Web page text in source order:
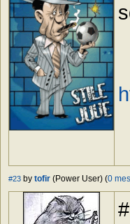
#23 by tofir (Power User) (0